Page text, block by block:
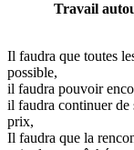
Travail
Il faudra que toutes
possible,
il faudra pouvoir
il faudra continuer de
prix,
Il faudra que la